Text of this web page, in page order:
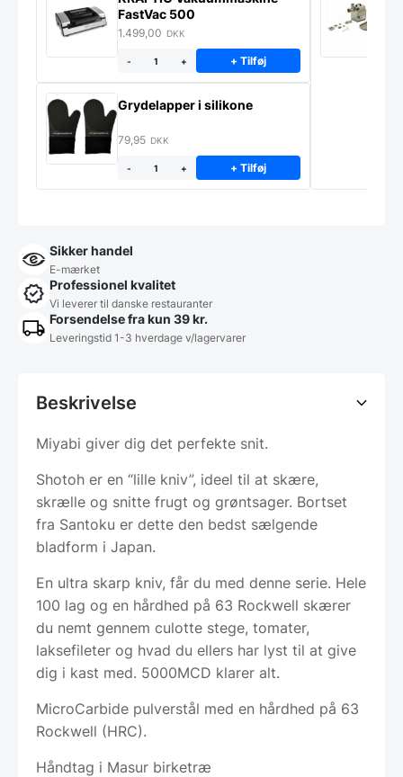
FastVac 500
1.499,00 DKK
- + + Tilføj
Grydelapper i silikone
79,95 DKK
- + + Tilføj
Sikker handel
E-mærket
Professionel kvalitet
Vi leverer til danske restauranter
Forsendelse fra kun 39 kr.
Leveringstid 1-3 hverdage v/lagervarer
Beskrivelse
Miyabi giver dig det perfekte snit.
Shotoh er en “lille kniv”, ideel til at skære,
skrælle og snitte frugt og grøntsager. Bortset
fra Santoku er dette den bedst sælgende
bladform i Japan.
En ultra skarp kniv, får du med denne serie. Hele
100 lag og en hårdhed på 63 Rockwell skærer
du nemt gennem culotte stege, tomater,
laksefileter og hvad du ellers har lyst til at give
dig i kast med. 5000MCD klarer alt.
MicroCarbide pulverstål med en hårdhed på 63
Rockwell (HRC).
Håndtag i Masur birketræ